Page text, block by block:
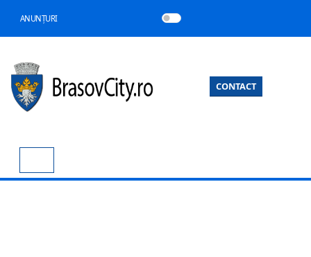
ANUNȚURI
CONTACT